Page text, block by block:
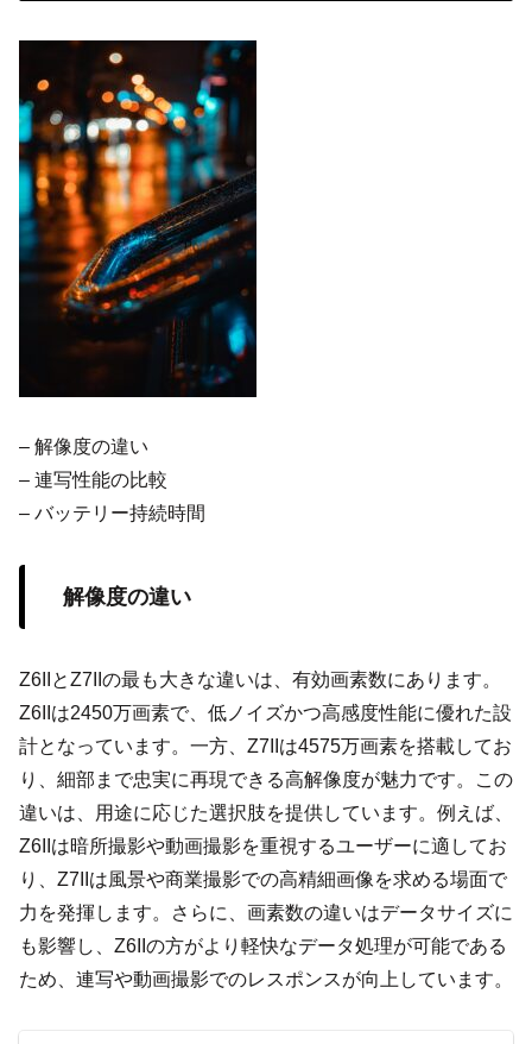
– 解像度の違い
– 連写性能の比較
– バッテリー持続時間
解像度の違い
Z6IIとZ7IIの最も大きな違いは、有効画素数にあります。
Z6IIは2450万画素で、低ノイズかつ高感度性能に優れた設
計となっています。一方、Z7IIは4575万画素を搭載してお
り、細部まで忠実に再現できる高解像度が魅力です。この
違いは、用途に応じた選択肢を提供しています。例えば、
Z6IIは暗所撮影や動画撮影を重視するユーザーに適してお
り、Z7IIは風景や商業撮影での高精細画像を求める場面で
力を発揮します。さらに、画素数の違いはデータサイズに
も影響し、Z6IIの方がより軽快なデータ処理が可能である
ため、連写や動画撮影でのレスポンスが向上しています。